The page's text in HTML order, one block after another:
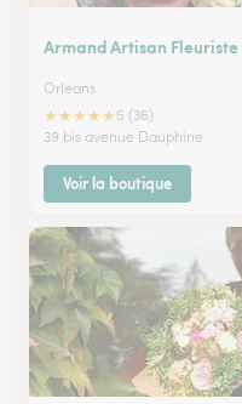
Armand Artisan Fleuriste
Orleans
★★★★★ 5 (36)
39 bis avenue Dauphine
Voir la boutique